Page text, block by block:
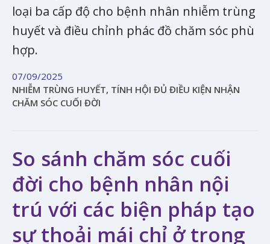
loại ba cấp độ cho bệnh nhân nhiễm trùng
huyết và điều chỉnh phác đồ chăm sóc phù
hợp.
07/09/2025
NHIỄM TRÙNG HUYẾT, TÍNH HỘI ĐỦ ĐIỀU KIỆN NHẬN
CHĂM SÓC CUỐI ĐỜI
So sánh chăm sóc cuối
đời cho bệnh nhân nội
trú với các biện pháp tạo
sự thoải mái chỉ ở trong